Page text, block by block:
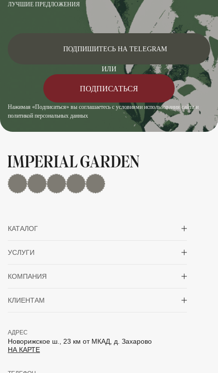
ЛУЧШИЕ ПРЕДЛОЖЕНИЯ
Нажимая «Подписаться» вы соглашаетесь с условиями использования сайта и
политикой персональных данных
ПОДПИШИТЕСЬ НА TELEGRAM
ИЛИ
ПОДПИСАТЬСЯ
MAX Дзен YouTuberutubeTelegram
КАТАЛОГ
УСЛУГИ
КОМПАНИЯ
КЛИЕНТАМ
АДРЕС
Новорижское ш., 23 км от МКАД, д. Захарово
НА КАРТЕ